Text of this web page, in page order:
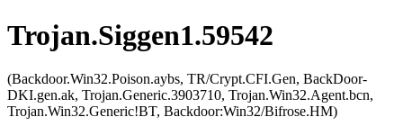
Trojan.Siggen1.59542
(Backdoor.Win32.Poison.aybs, TR/Crypt.CFI.Gen, BackDoor-
DKI.gen.ak, Trojan.Generic.3903710, Trojan.Win32.Agent.bcn,
Trojan.Win32.Generic!BT, Backdoor:Win32/Bifrose.HM)